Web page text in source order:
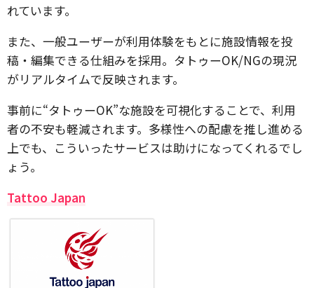
れています。
また、一般ユーザーが利用体験をもとに施設情報を投
稿・編集できる仕組みを採用。タトゥーOK/NGの現況
がリアルタイムで反映されます。
事前に“タトゥーOK”な施設を可視化することで、利用
者の不安も軽減されます。多様性への配慮を推し進める
上でも、こういったサービスは助けになってくれるでし
ょう。
Tattoo Japan